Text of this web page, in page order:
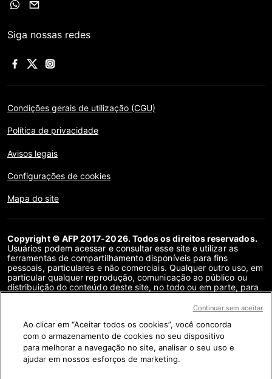
Siga nossas redes
Condições gerais de utilização (CGU)
Política de privacidade
Avisos legais
Configurações de cookies
Mapa do site
Copyright © AFP 2017-2026. Todos os direitos reservados.
Usuários podem acessar e consultar esse site e utilizar as
ferramentas de compartilhamento disponíveis para fins
pessoais, particulares e não comerciais. Qualquer outro uso, em
particular qualquer reprodução, comunicação ao público ou
distribuição do conteúdo deste site, no todo ou em parte, para
contrato de licença específico assinado com a AFP, é
meio de links no conteúdo de verificação de fatos são
fornecidos na medida necessária para a correta compreensão
da checagem da informação em questão. A AFP não obteve
qualquer direito dos autores ou detentores dos direitos autorais
deste conteúdo de terceiros e não terá nenhuma
Ao clicar em “Aceitar todos os cookies”, você concorda
com o armazenamento de cookies no seu dispositivo
para melhorar a navegação no site, analisar o seu uso e
ajudar em nossos esforços de marketing.
Continuar sem aceitar